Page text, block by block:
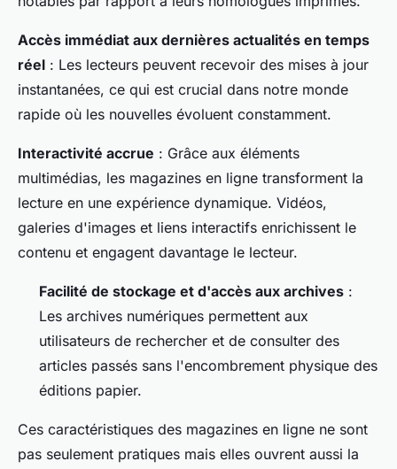
Accès immédiat aux dernières actualités en temps
réel : Les lecteurs peuvent recevoir des mises à jour
instantanées, ce qui est crucial dans notre monde
rapide où les nouvelles évoluent constamment.
Interactivité accrue : Grâce aux éléments
multimédias, les magazines en ligne transforment la
lecture en une expérience dynamique. Vidéos,
galeries d'images et liens interactifs enrichissent le
contenu et engagent davantage le lecteur.
Facilité de stockage et d'accès aux archives :
Les archives numériques permettent aux
utilisateurs de rechercher et de consulter des
articles passés sans l'encombrement physique des
éditions papier.
Ces caractéristiques des magazines en ligne ne sont
pas seulement pratiques mais elles ouvrent aussi la